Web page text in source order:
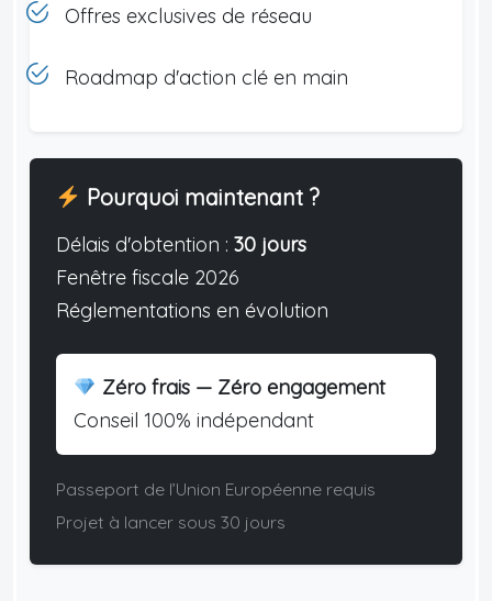
Offres exclusives de réseau
Roadmap d'action clé en main
Pourquoi maintenant ?
Délais d'obtention : 30 jours
Fenêtre fiscale 2026
Réglementations en évolution
Zéro frais — Zéro engagement
Conseil 100% indépendant
Passeport de l’Union Européenne requis
Projet à lancer sous 30 jours